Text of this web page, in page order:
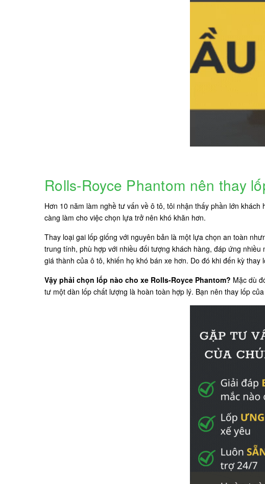
Rolls-Royce Phantom nên thay
Hơn 10 năm làm nghề tư vấn về ô tô, tôi nhận thấy phần lớn
càng làm cho việc chọn lựa trở nên khó khăn hơn.
Thay loại gai lốp giống với nguyên bản là một lựa chọn an toàn
trung tính, phù hợp với nhiều đối tượng khách hàng, đáp ứng
giá thành của ô tô, khiến họ khó bán xe hơn. Do đó khi đến kỳ
Vậy phải chọn lốp nào cho xe Rolls-Royce Phantom? Mặc dù
tư một dàn lốp chất lượng là hoàn toàn hợp lý. Bạn nên thay lốp